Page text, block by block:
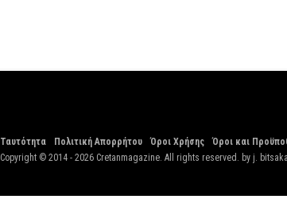
Ταυτότητα Πολιτική Απορρήτου Όροι Χρήσης
Όροι και
Copyright © 2014 - 2026 Cretanmagazine. All rights reserved. by j.